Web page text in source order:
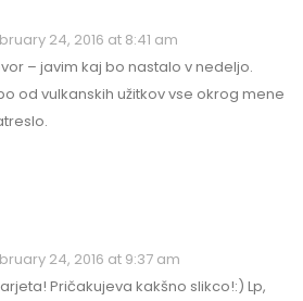
24, 2016 at 8:41 am
– javim kaj bo nastalo v nedeljo.
od vulkanskih užitkov vse okrog mene
24, 2016 at 9:37 am
Pričakujeva kakšno slikco!:) Lp,